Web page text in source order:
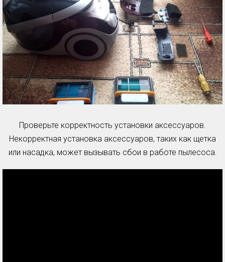
Проверьте корректность установки аксессуаров.
Некорректная установка аксессуаров, таких как щетка
или насадка, может вызывать сбои в работе пылесоса.